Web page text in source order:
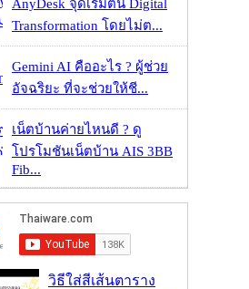
AnyDesk จุดเริ่มต้น Digital
Transformation โดยไม่ต...
Gemini AI คืออะไร ? ผู้ช่วย
อัจฉริยะ ที่จะช่วยให้ชี...
เน็ตบ้านค่ายไหนดี ? ดู
โปรโมชันเน็ตบ้าน AIS 3BB
Fib...
วิธีใส่สีเส้นตาราง